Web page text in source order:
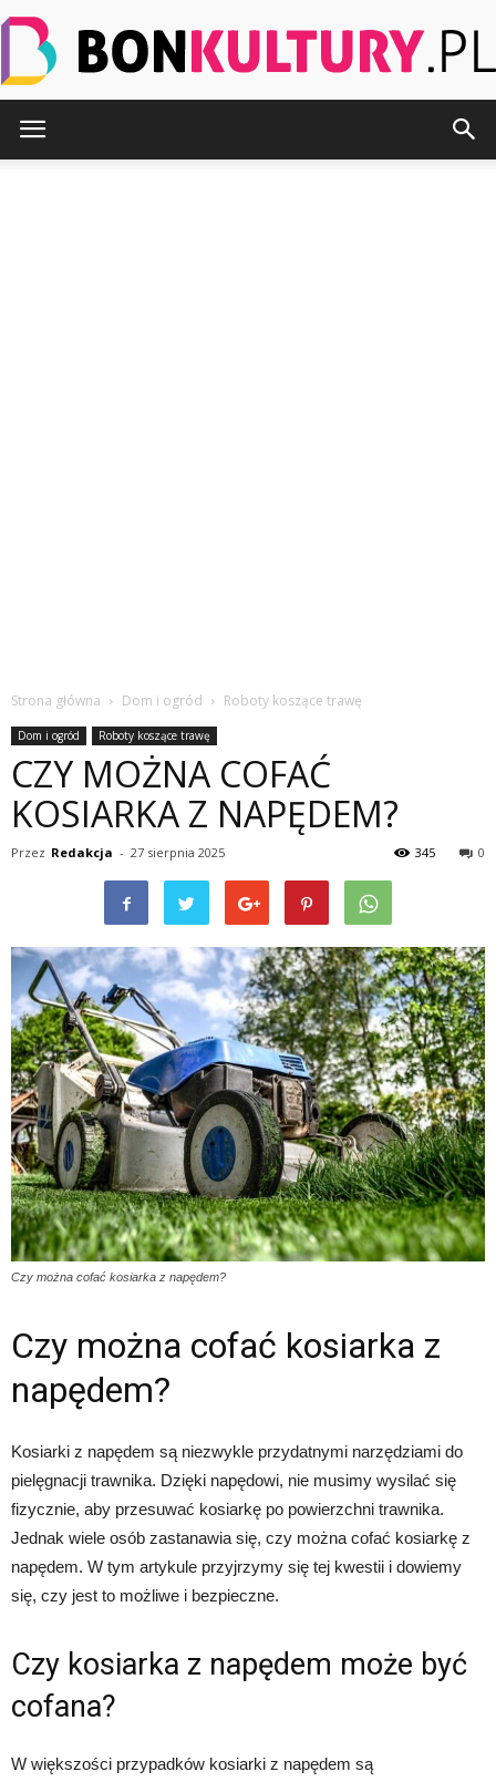
Strona główna Dom i ogród Roboty koszące trawę
Dom i ogród Roboty koszące trawę
CZY MOŻNA COFAĆ
KOSIARKA Z NAPĘDEM?
Przez Redakcja - 27 sierpnia 2025 0
345
Czy można cofać kosiarka z napędem?
Czy można cofać kosiarka z
napędem?
Kosiarki z napędem są niezwykle przydatnymi narzędziami do
pielęgnacji trawnika. Dzięki napędowi, nie musimy wysilać się
fizycznie, aby przesuwać kosiarkę po powierzchni trawnika.
Jednak wiele osób zastanawia się, czy można cofać kosiarkę z
napędem. W tym artykule przyjrzymy się tej kwestii i dowiemy
się, czy jest to możliwe i bezpieczne.
Czy kosiarka z napędem może być
cofana?
W większości przypadków kosiarki z napędem są